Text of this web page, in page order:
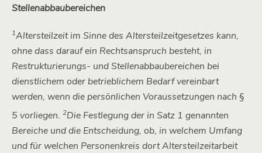
Stellenabbaubereichen
1Altersteilzeit im Sinne des Altersteilzeitgesetzes kann,
ohne dass darauf ein Rechtsanspruch besteht, in
Restrukturierungs- und Stellenabbaubereichen bei
dienstlichem oder betrieblichem Bedarf vereinbart
werden, wenn die persönlichen Voraussetzungen nach §
5 vorliegen. 2Die Festlegung der in Satz 1 genannten
Bereiche und die Entscheidung, ob, in welchem Umfang
und für welchen Personenkreis dort Altersteilzeitarbeit